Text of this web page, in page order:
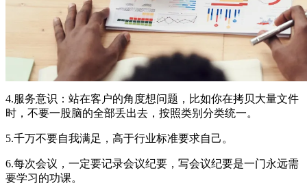
4.服务意识：站在客户的角度想问题，比如你在拷贝大量文件
时，不要一股脑的全部丢出去，按照类别分类统一。
5.千万不要自我满足，高于行业标准要求自己。
6.每次会议，一定要记录会议纪要，写会议纪要是一门永远需
要学习的功课。